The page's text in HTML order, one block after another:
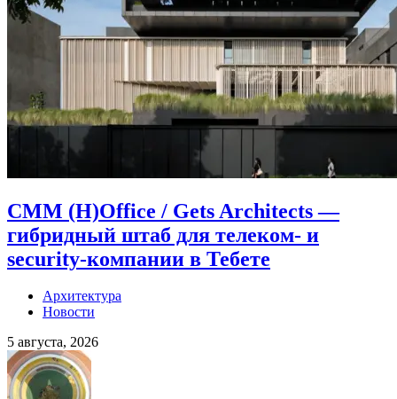
CMM (H)Office / Gets Architects —
гибридный штаб для телеком- и
security-компании в Тебете
Архитектура
Новости
5 августа, 2026